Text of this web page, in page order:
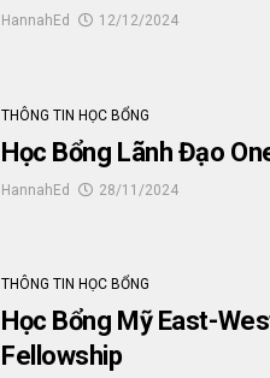
HannahEd 12/12/2024
THÔNG TIN HỌC BỔNG
Học Bổng Lãnh Đạo
HannahEd 28/11/2024
THÔNG TIN HỌC BỔNG
Học Bổng Mỹ East-
Fellowship